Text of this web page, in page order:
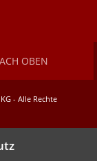
OBEN
- Alle Rechte